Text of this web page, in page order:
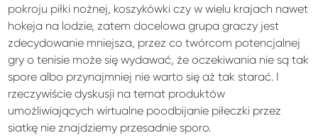
pokroju piłki nożnej, koszykówki czy w wielu krajach nawet
hokeja na lodzie, zatem docelowa grupa graczy jest
zdecydowanie mniejsza, przez co twórcom potencjalnej
gry o tenisie może się wydawać, że oczekiwania nie są tak
spore albo przynajmniej nie warto się aż tak starać. I
rzeczywiście dyskusji na temat produktów
umożliwiających wirtualne poodbijanie piłeczki przez
siatkę nie znajdziemy przesadnie sporo.